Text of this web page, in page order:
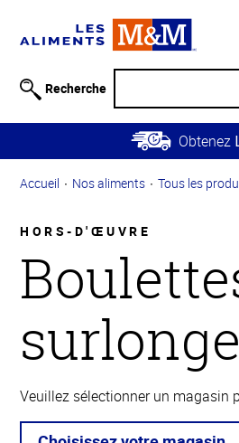
relative à
Passer
contenu
Retour à
principale
Recherche
Obtenez
Accueil Nos aliments Tous les
HORS-D'ŒUVRE
Veuillez sélectionner un magasin